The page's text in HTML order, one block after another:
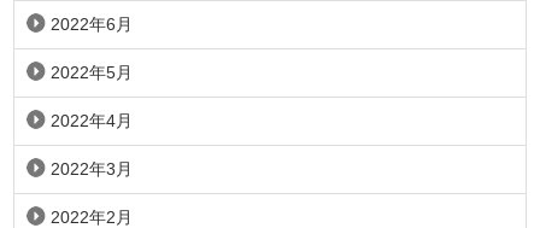
2022年6月
2022年5月
2022年4月
2022年3月
2022年2月